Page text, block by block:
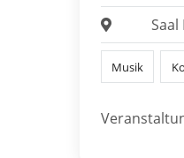
Musik